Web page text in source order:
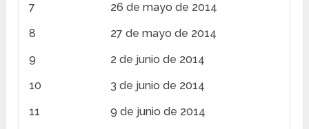
7
26 de mayo de 2014
8
27 de mayo de 2014
9
2 de junio de 2014
10
3 de junio de 2014
11
9 de junio de 2014